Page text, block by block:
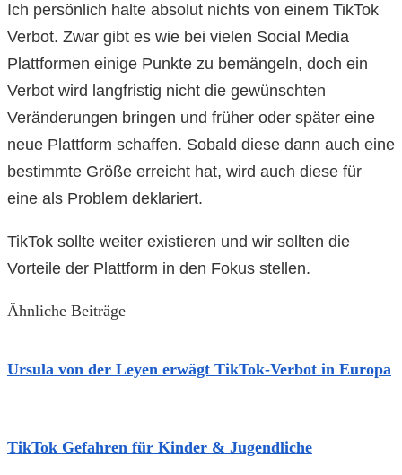
Ich persönlich halte absolut nichts von einem TikTok
Verbot. Zwar gibt es wie bei vielen Social Media
Plattformen einige Punkte zu bemängeln, doch ein
Verbot wird langfristig nicht die gewünschten
Veränderungen bringen und früher oder später eine
neue Plattform schaffen. Sobald diese dann auch eine
bestimmte Größe erreicht hat, wird auch diese für
eine als Problem deklariert.
TikTok sollte weiter existieren und wir sollten die
Vorteile der Plattform in den Fokus stellen.
Ähnliche Beiträge
Ursula von der Leyen erwägt TikTok-Verbot in Europa
TikTok Gefahren für Kinder & Jugendliche